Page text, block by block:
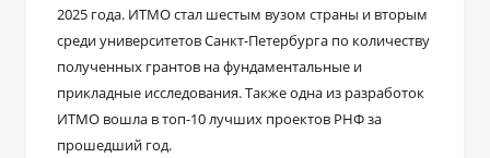
2025 года. ИТМО стал шестым вузом страны и вторым
среди университетов Санкт-Петербурга по количеству
полученных грантов на фундаментальные и
прикладные исследования. Также одна из разработок
ИТМО вошла в топ-10 лучших проектов РНФ за
прошедший год.